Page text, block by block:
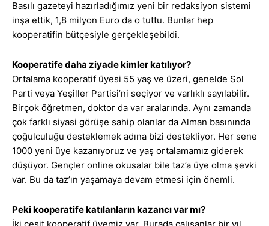
Basılı gazeteyi hazırladığımız yeni bir redaksiyon sistemi
inşa ettik, 1,8 milyon Euro da o tuttu. Bunlar hep
kooperatifin bütçesiyle gerçekleşebildi.
Kooperatife daha ziyade kimler katılıyor?
Ortalama kooperatif üyesi 55 yaş ve üzeri, genelde Sol
Parti veya Yeşiller Partisi’ni seçiyor ve varlıklı sayılabilir.
Birçok öğretmen, doktor da var aralarında. Aynı zamanda
çok farklı siyasi görüşe sahip olanlar da Alman basınında
çoğulculuğu desteklemek adına bizi destekliyor. Her sene
1000 yeni üye kazanıyoruz ve yaş ortalamamız giderek
düşüyor. Gençler online okusalar bile taz’a üye olma şevki
var. Bu da taz’ın yaşamaya devam etmesi için önemli.
Peki kooperatife katılanların kazancı var mı?